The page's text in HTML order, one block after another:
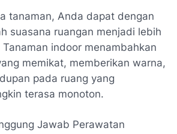
tanaman, Anda dapat dengan
suasana ruangan menjadi lebih
indoor menambahkan
memikat, memberikan warna,
pada ruang yang
terasa monoton.
Jawab Perawatan